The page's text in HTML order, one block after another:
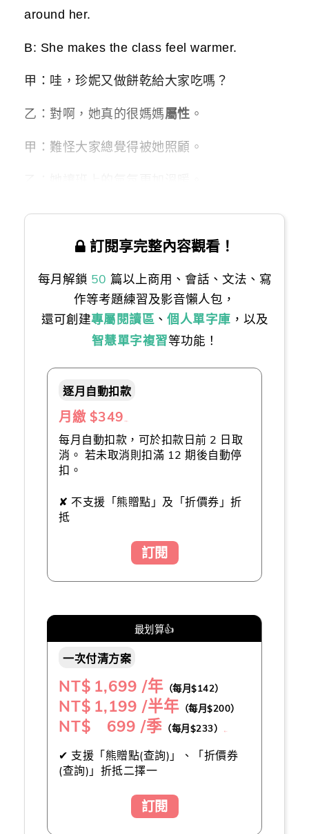
around her.
B: She makes the class feel warmer.
甲：哇，珍妮又做餅乾給大家吃嗎？
乙：對啊，她真的很媽媽屬性 。
甲：難怪大家總覺得被她照顧。
訂閱享完整內容觀看！
每月解鎖 50 篇以上商用、會話、文法、寫
作等考題練習及影音懶人包，
還可創建專屬閱讀區 、 個人單字庫 ，以及
智慧單字複習等功能！
逐月自動扣款
月繳 $349
每月自動扣款，可於扣款日前 2 日取
消。 若未取消則扣滿 12 期後自動停
扣。
✘ 不支援「熊贈點」及「折價券」折
抵
訂閱
最划算👍
一次付清方案
NT$ 1,699 /年（每月$142）
NT$ 1,199 /半年（每月$200）
NT$ 699 /季 （每月$233）
✔ 支援「熊贈點(查詢)」、「折價券
(查詢)」折抵二擇一
訂閱